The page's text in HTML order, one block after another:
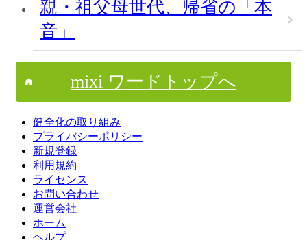
親・祖父母世代、帰省の「本
音」
mixi ワードトップへ
健全化の取り組み
プライバシーポリシー
新規登録
利用規約
ライセンス
お問い合わせ
運営会社
ホーム
ヘルプ